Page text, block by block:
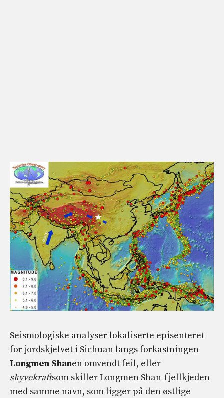
Seismologiske analyser lokaliserte episenteret
for jordskjelvet i Sichuan langs forkastningen
Longmen Shanen omvendt feil, eller
skyvekraftsom skiller Longmen Shan-fjellkjeden
med samme navn, som ligger på den østlige